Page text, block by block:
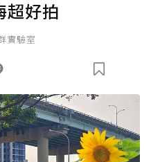
超好拍
實驗室